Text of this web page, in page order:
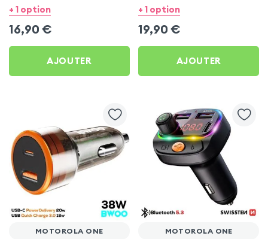
pour Motorola One
+ 1 option
16,90 €
AJOUTER
Bwoo pour Motorola One
+ 1 option
19,90 €
AJOUTER
MOTOROLA ONE MOTOROLA ONE